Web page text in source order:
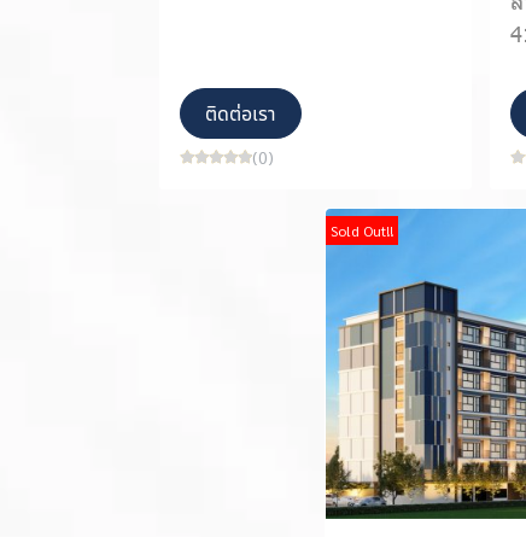
ติดต่อเรา
(0)
Sold Out!!